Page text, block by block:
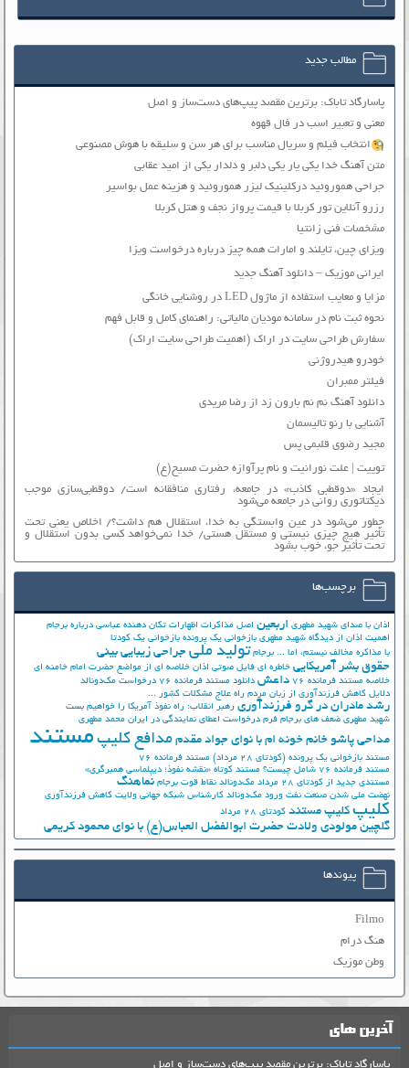
مطالب جدید
پاسارگاد تاباک: برترین مقصد پیپ‌های دست‌ساز و اصل
معنی و تعبیر اسب در فال قهوه
انتخاب فیلم و سریال مناسب برای هر سن و سلیقه با هوش مصنوعی
متن آهنگ خدا یکی یار یکی دلبر و دلدار یکی از امید عقابی
جراحی هموروئید درکلینیک لیزر هموروئید و هزینه عمل بواسیر
رزرو آنلاین تور کربلا با قیمت پرواز نجف و هتل کربلا
مشخصات فنی زانتیا
ویزای چین، تایلند و امارات همه چیز درباره درخواست ویزا
ایرانی موزیک – دانلود آهنگ جدید
مزایا و معایب استفاده از ماژول LED در روشنایی خانگی
نحوه ثبت نام در سامانه مودیان مالیاتی: راهنمای کامل و قابل فهم
سفارش طراحی سایت در اراک (اهمیت طراحی سایت اراک)
خودرو هیدروژنی
فیلتر ممبران
دانلود آهنگ نم نم بارون زد از رضا مریدی
آشنایی با رنو تالیسمان
مجید رضوی قلبمی پس
توییت | علت نورانیت و نام پرآوازه حضرت مسیح(ع)
ایجاد «دوقطبی کاذب» در جامعه، رفتاری منافقانه است/ دوقطبی‌سازی موجب
دیکتاتوری روانی در جامعه می‌شود
چطور می‌شود در عین وابستگی به خدا، استقلال هم داشت؟/ اخلاص یعنی تحت
تأثیر هیچ چیزی نیستی و مستقل هستی/ خدا نمی‌خواهد کسی بدون استقلال و
تحت تأثیر جوّ، خوب بشود
برچسب‌ها
اذان با صدای شهید مطهری اربعین اصل مذاکرات اظهارات تکان دهنده عباسی درباره برجام
اهمیت اذان از دیدگاه شهید مطهری بازخوانی یک پرونده بازخوانی یک کودتا
با مذاکره مخالف نیستم، اما ... برجام تولید ملی جراحی زیبایی بینی
حقوق بشر آمریکایی خاطره ای فایل صوتی اذان خلاصه ای از مواضع حضرت امام خامنه ای
خلاصه مستند فرمانده 76
داعش دانلود مستند فرمانده 76
درخواست مک‌دونالد
دلایل کاهش فرزندآوری از زبان مردم راه علاج مشکلات کشور ...
رشد مادران در گرو فرزندآوری رهبر انقلاب: راه نفوذ آمریکا را خواهیم بست
شهید مطهری ضعف های برجام فرم درخواست اعطای نمایندگی در ایران محمد مطهری
مداحی پاشو خانم خونه ام با نوای جواد مقدم مدافع کلیپ مستند
مستند بازخوانی یک پرونده (کودتای 28 مرداد)
مستند فرمانده 76
مستند فرمانده 76 شامل چیست؟
مستند کوتاه «نقشه نفوذ؛ دیپلماسی همبرگری»
مستندی جدید از کودتای 28 مرداد
مک‌دونالد نقاط قوت برجام نماهنگ
نهضت ملي شدن صنعت نفت ورود مک‌دونالد کارشناس شبکه جهانی ولایت کاهش فرزندآوری
کلیپ کلیپ مستند کودتای 28 مرداد
گلچین مولودی ولادت حضرت ابوالفضل العباس(ع) با نوای محمود کریمی
پیوندها
Filmo
هنگ درام
وطن موزیک
آخرین های
پاسارگاد تاباک: برترین مقصد پیپ‌های دست‌ساز و اصل